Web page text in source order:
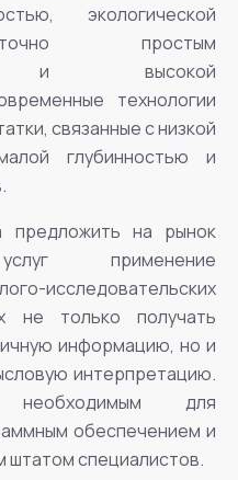
экологической
простым
и высокой
технологии
связанные с низкой
глубинностью и
предложить на рынок
применение
исследовательских
не только получать
информацию, но и
интерпретацию.
необходимым для
обеспечением и
штатом специалистов.